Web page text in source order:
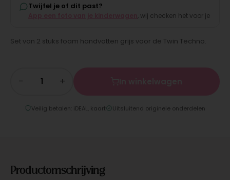
Twijfel je of dit past?
, wij checken het voor je
Set van 2 stuks foam handvatten grijs voor de Twin Techno.
− +
Veilig betalen: iDEAL, kaart Uitsluitend originele onderdelen
Productomschrijving